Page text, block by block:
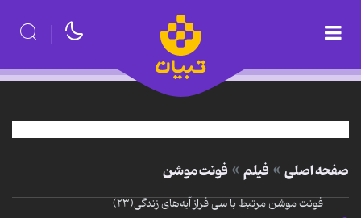
صفحه اصلی فیلم فونت موشن
فونت موشن مرتبط با سی فراز آیه‌های زندگی(۲۳)